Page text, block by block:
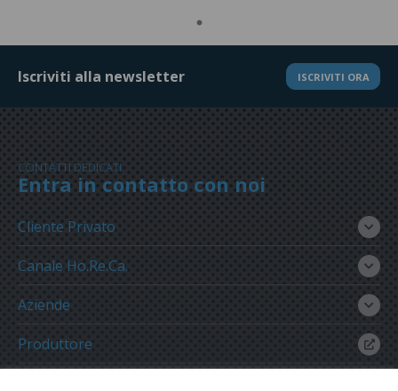
Iscriviti alla newsletter ISCRIVITI ORA
CONTATTI DEDICATI
Entra in contatto con noi
Cliente Privato
Canale Ho.Re.Ca.
Aziende
Produttore